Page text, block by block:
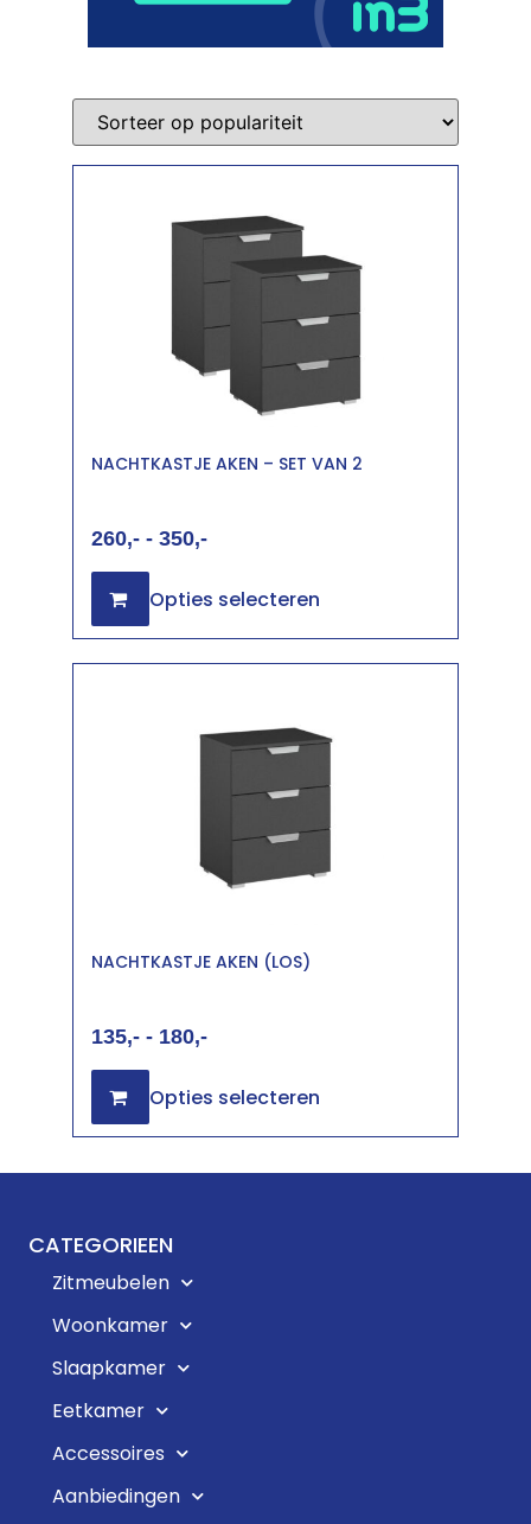
NACHTKASTJE AKEN – SET VAN 2
260 - 350
Opties selecteren
NACHTKASTJE AKEN (LOS)
135 - 180
Opties selecteren
CATEGORIEEN
Zitmeubelen
Woonkamer
Slaapkamer
Eetkamer
Accessoires
Aanbiedingen